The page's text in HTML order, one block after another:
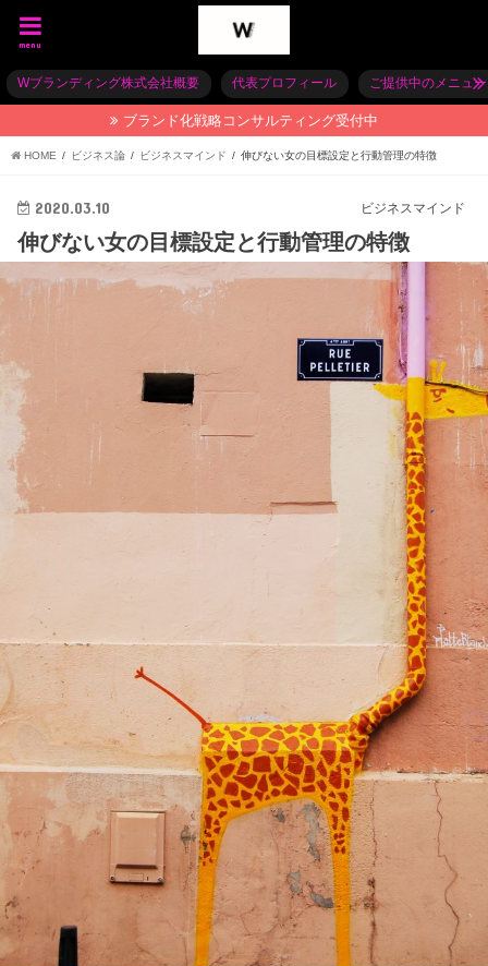
menu
Wブランディング株式会社概要 代表プロフィール ご提供中のメニュー
ブランド化戦略コンサルティング受付中
HOME ビジネス論 ビジネスマインド 伸びない女の目標設定と行動管理の特徴
ビジネスマインド
2020.03.10
伸びない女の目標設定と行動管理の特徴